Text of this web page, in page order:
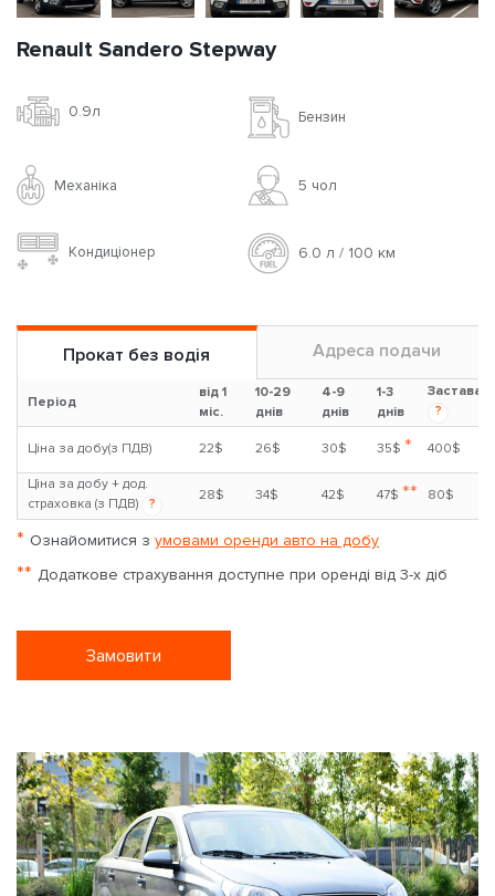
Renault Sandero Stepway
0.9л Бензин
Механіка 5 чoл
Кондиціонер 6.0 л / 100 км
Прокат без водія Адреса подачи
Період
від 1
міс.
10-29
днів
4-9
днів
1-3
днів
Застава
?
Ціна за добу(з ПДВ) 22$ 26$ 30$ 35$ * 400$
Ціна за добу + дод.
страховка (з ПДВ)
?
28$ 34$ 42$ 47$ ** 80$
* Ознайомитися з умовами оренди авто на добу
** Додаткове страхування доступне при оренді від 3-х діб
Замовити